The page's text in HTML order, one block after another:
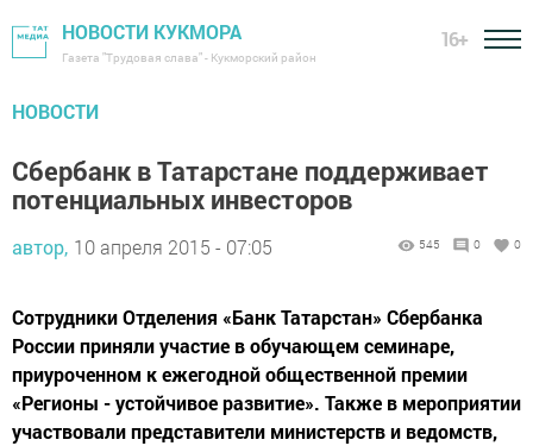
НОВОСТИ КУКМОРА
Газета "Трудовая слава" - Кукморский район
16+
НОВОСТИ
Сбербанк в Татарстане поддерживает
потенциальных инвесторов
автор, 10 апреля 2015 - 07:05 545 0 0
Сотрудники Отделения «Банк Татарстан» Сбербанка
России приняли участие в обучающем семинаре,
приуроченном к ежегодной общественной премии
«Регионы - устойчивое развитие». Также в мероприятии
участвовали представители министерств и ведомств,